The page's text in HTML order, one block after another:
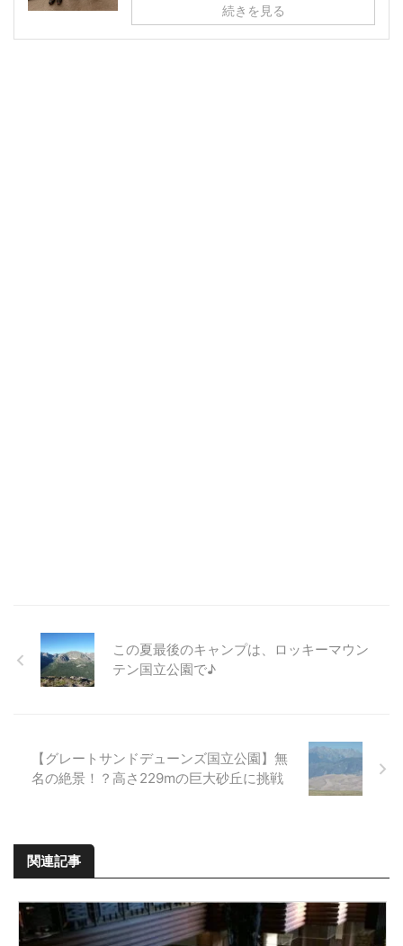
続きを見る
この夏最後のキャンプは、ロッキーマウン
テン国立公園で♪
【グレートサンドデューンズ国立公園】無
名の絶景！？高さ229mの巨大砂丘に挑戦
関連記事